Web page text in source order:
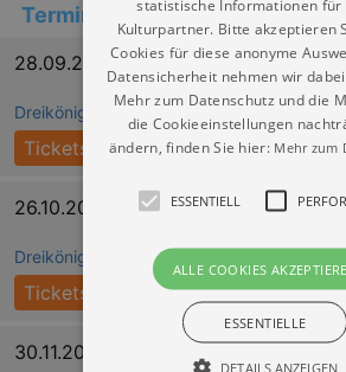
Termine
28.09.2026 14:00
Dreikönigskirche Dresden - Haus der
Tickets
26.10.2026 14:00
Dreikönigskirche Dresden - Haus der Kirche
Tickets
30.11.2026 14:00
statistische Informationen für
Kulturpartner. Bitte akzeptieren
Cookies für diese anonyme
Datensicherheit nehmen wir
Mehr zum Datenschutz und die
die Cookieeinstellungen
ändern, finden Sie hier: Mehr zum
ESSENTIELL
ALLE COOKIES
ESSENTIELLE
DETAILS ANZEIGEN